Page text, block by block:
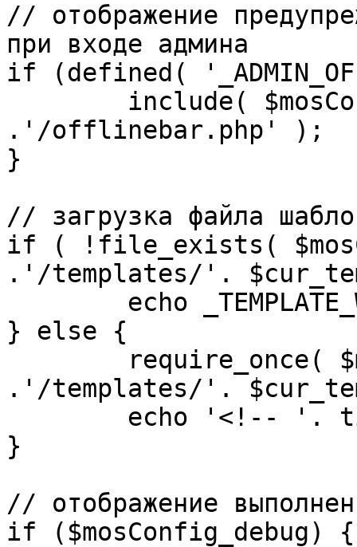
// отображение
при входе админа
if (defined(
.'/offlinebar.php' );
}
// загрузка файла
if ( !file_exists(
.'/templates/'.
} else {
.'/templates/'.
}
// отображение
if ($mosConfig_debug) {